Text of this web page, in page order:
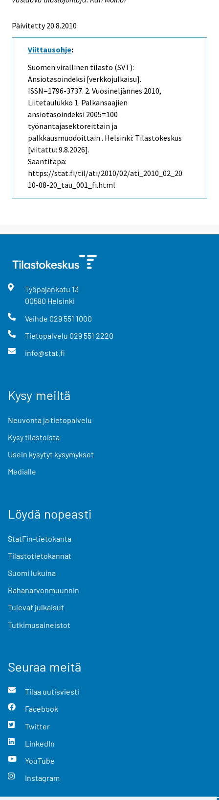
Päivitetty 20.8.2010
Viittausohje:
Suomen virallinen tilasto (SVT):
Ansiotasoindeksi [verkkojulkaisu].
ISSN=1796-3737. 2. Vuosineljännes 2010,
Liitetaulukko 1. Palkansaajien
ansiotasoindeksi 2005=100
työnantajasektoreittain ja
palkkausmuodoittain . Helsinki: Tilastokeskus
[viitattu: 9.8.2026].
Saantitapa:
https://stat.fi/til/ati/2010/02/ati_2010_02_20
10-08-20_tau_001_fi.html
Työpajankatu 13
00580 Helsinki
Vaihde 029 551 1000
Tietopalvelu 029 551 2220
info@stat.fi
Kysy meiltä
Neuvonta ja tietopalvelu
Kysy tilastoista
Usein kysytyt kysymykset
Medialle
Löydä nopeasti
StatFin-tietokanta
Tilastotietokannat
Suomi lukuina
Rahanarvonmuunnin
Tulevat julkaisut
Tutkimusaineistot
Seuraa meitä
Tilaa uutisviesti
Facebook
Twitter
LinkedIn
YouTube
Instagram